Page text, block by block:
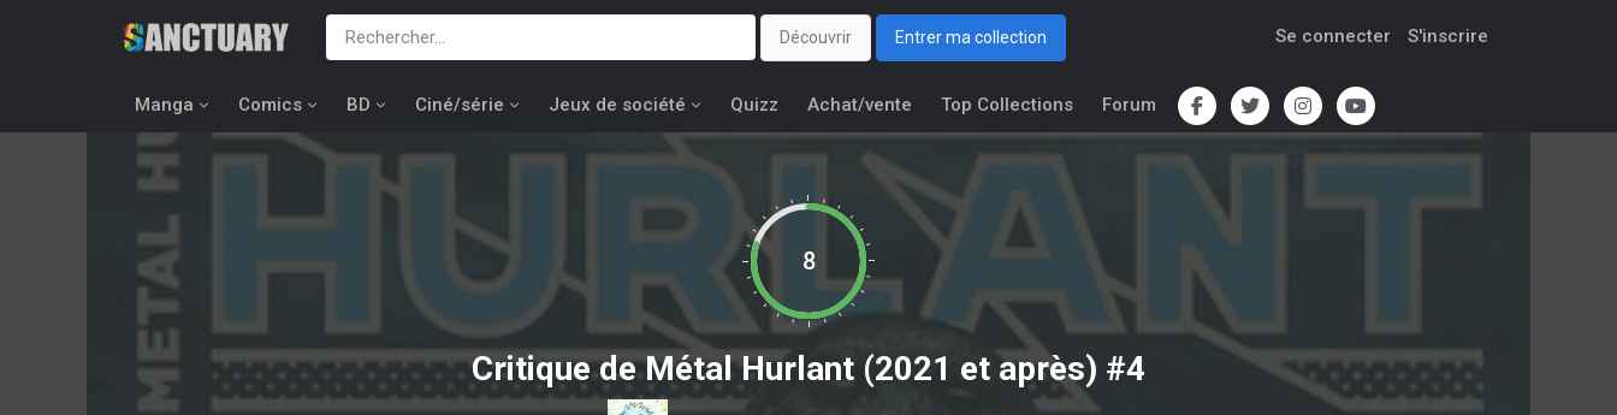
Découvrir Entrer ma collection Se connecter S'inscrire
Manga Comics BD Ciné/série Jeux de société Quizz Achat/vente Top Collections Forum
8
Critique deMétal Hurlant (2021 et après) #4